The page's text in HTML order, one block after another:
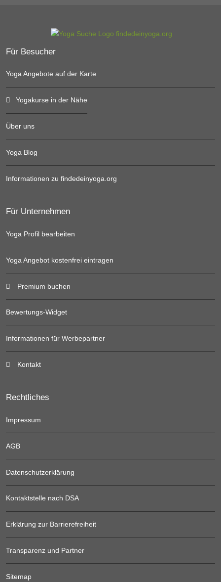
Für Besucher
Yoga Angebote auf der Karte
Yogakurse in der Nähe
Über uns
Yoga Blog
Informationen zu findedeinyoga.org
Für Unternehmen
Yoga Profil bearbeiten
Yoga Angebot kostenfrei eintragen
Premium buchen
Bewertungs-Widget
Informationen für Werbepartner
Kontakt
Rechtliches
Impressum
AGB
Datenschutzerklärung
Kontaktstelle nach DSA
Erklärung zur Barrierefreiheit
Transparenz und Partner
Sitemap